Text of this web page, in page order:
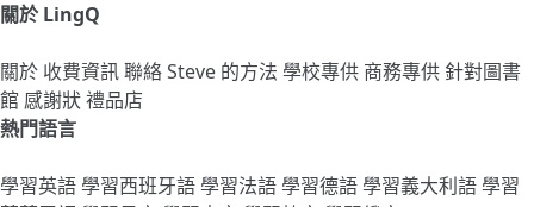
關於 LingQ
關於 收費資訊聯絡Steve 的方法 學校專供 商務專供 針對圖書
館 感謝狀禮品店
熱門語言
學習英語學習西班牙語學習法語學習德語學習義大利語學習